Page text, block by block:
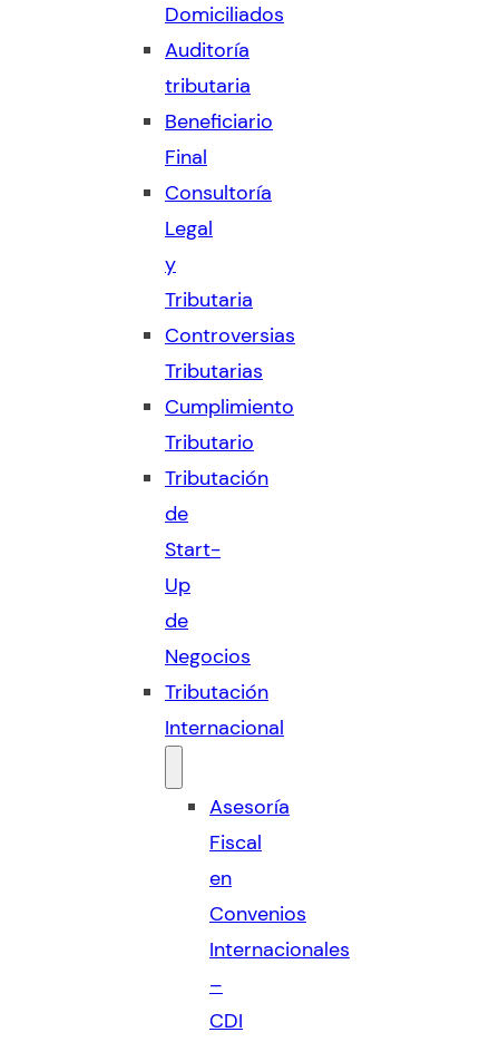
Domiciliados
Auditoría
tributaria
Beneficiario
Final
Consultoría
Legal
y
Tributaria
Controversias
Tributarias
Cumplimiento
Tributario
Tributación
de
Start-
Up
de
Negocios
Tributación
Internacional
Asesoría
Fiscal
en
Convenios
Internacionales
–
CDI